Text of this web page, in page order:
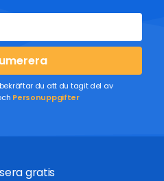
du att du tagit del av
Personuppgifter
gratis